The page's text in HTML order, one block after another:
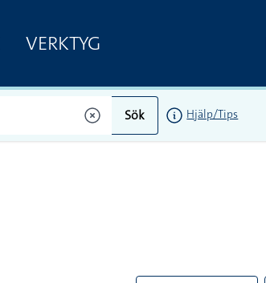
VERKTYG
Sök Hjälp/Tips